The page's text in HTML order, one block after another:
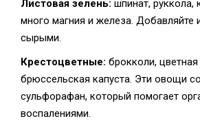
Листовая зелень: шпинат, руккола,
много магния и железа. Добавляйте
сырыми.
Крестоцветные: брокколи, цветная
брюссельская капуста. Эти овощи
сульфорафан, который помогает
воспалениями.